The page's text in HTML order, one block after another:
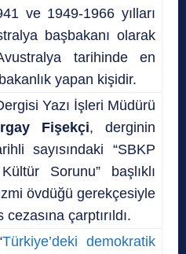
ve 1949-1966 yılları
başbakanı olarak
tarihinde en
yapan kişidir.
Yazı İşleri Müdürü
Fişekçi, derginin
sayısındaki “SBKP
Sorunu” başlıklı
övdüğü gerekçesiyle
çarptırıldı.
Türkiye’deki demokratik